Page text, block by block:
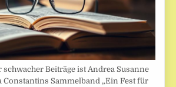
schwacher Beiträge ist Andrea Susanne
Constantins Sammelband „Ein Fest für